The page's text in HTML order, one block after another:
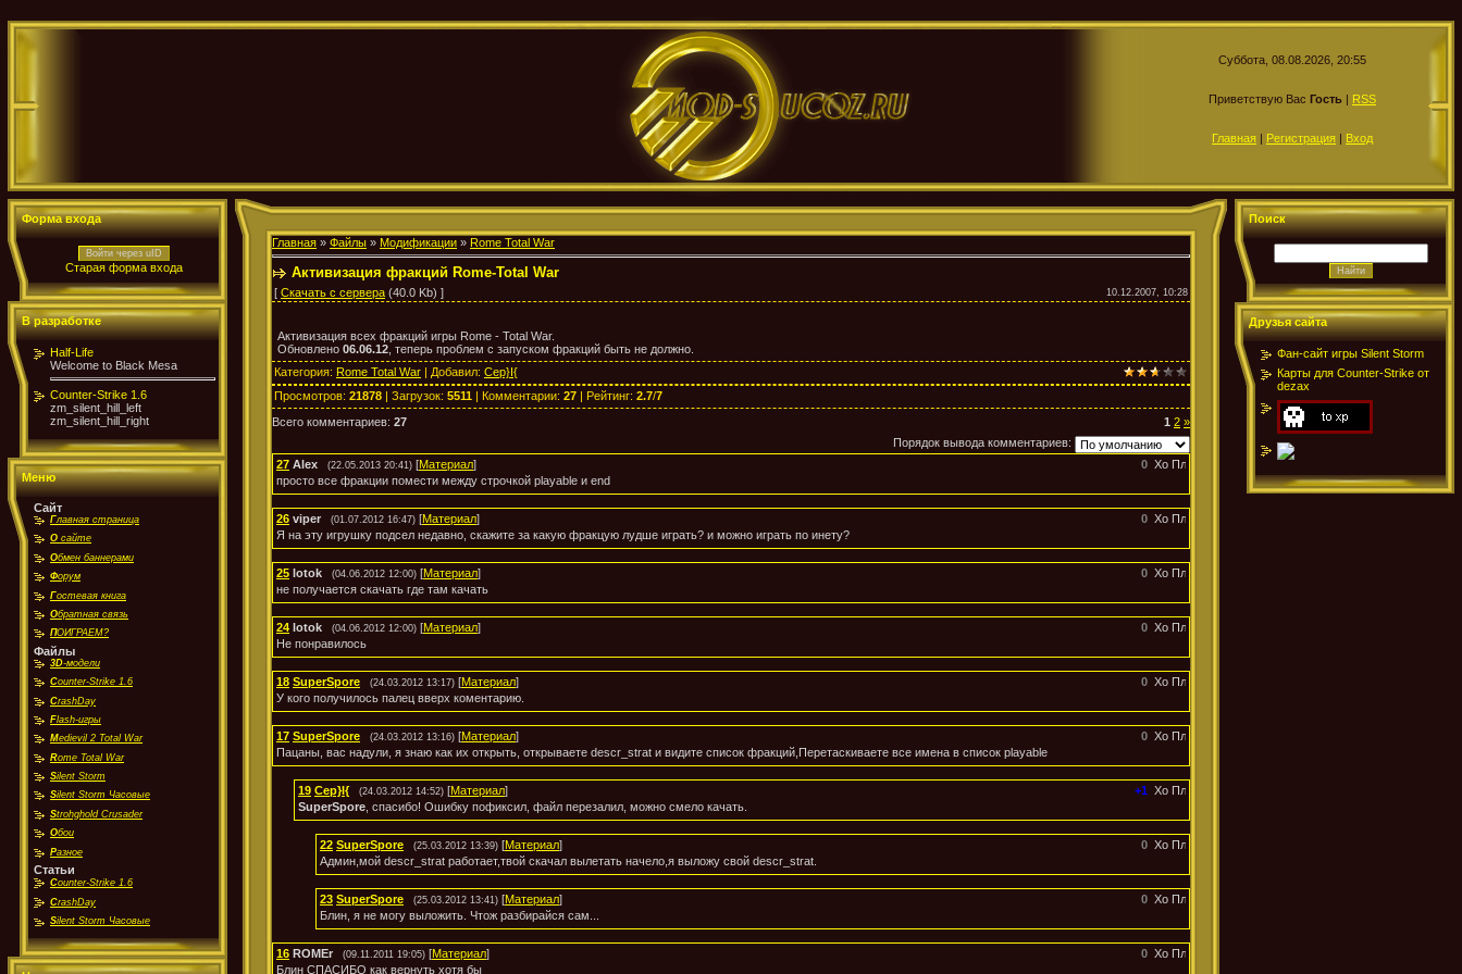
Суббота, 08.08.2026, 20:55
Приветствую Вас Гость | RSS
Главная | Регистрация | Вход
Форма входа
Войти через uID
Старая форма входа
В разработке
Half-Life
Welcome to Black Mesa
Counter-Strike 1.6
zm_silent_hill_left
zm_silent_hill_right
Меню
Сайт
Главная страница
О сайте
Обмен баннерами
Форум
Гостевая книга
Обратная связь
ПОИГРАЕМ?
Файлы
3D-модели
Counter-Strike 1.6
CrashDay
Flash-игры
Medievil 2 Total War
Rome Total War
Silent Storm
Silent Storm Часовые
Strohghold Crusader
Обои
Разное
Статьи
Counter-Strike 1.6
CrashDay
Silent Storm Часовые
Главная » Файлы » Модификации » Rome Total War
Активизация фракций Rome-Total War
[ Скачать с сервера (40.0 Kb) ] 10.12.2007, 10:28
Активизация всех фракций игры Rome - Total War.
Обновлено 06.06.12 , теперь проблем с запуском фракций быть не должно.
Категория: Rome Total War | Добавил: Cep}I{
Просмотров: 21878 | Загрузок: 5511 | Комментарии: 27 | Рейтинг: 2.7/7
Всего комментариев: 27 1 2 »
Порядок вывода комментариев:
0
27 Alex (22.05.2013 20:41) [Материал]
просто все фракции помести между строчкой playable и end
0
26 viper (01.07.2012 16:47) [Материал]
Я на эту игрушку подсел недавно, скажите за какую фракцую лудше играть? и можно играть по инету?
0
25 lotok (04.06.2012 12:00) [Материал]
не получается скачать где там качать
0
24 lotok (04.06.2012 12:00) [Материал]
Не понравилось
0
18 SuperSpore (24.03.2012 13:17) [Материал]
У кого получилось палец вверх коментарию.
0
17 SuperSpore (24.03.2012 13:16) [Материал]
Пацаны, вас надули, я знаю как их открыть, открываете descr_strat и видите список фракций,Перетаскиваете все имена в список playable
+1
19 Cep}I{ (24.03.2012 14:52) [Материал]
SuperSpore , спасибо! Ошибку пофиксил, файл перезалил, можно смело качать.
0
22 SuperSpore (25.03.2012 13:39) [Материал]
Админ,мой descr_strat работает,твой скачал вылетать начело,я выложу свой descr_strat.
0
23 SuperSpore (25.03.2012 13:41) [Материал]
Блин, я не могу выложить. Чтож разбирайся сам...
0
16 ROMEr (09.11.2011 19:05) [Материал]
Блин СПАСИБО как вернуть хотя бы
Поиск
Друзья сайта
Фан-сайт игры Silent Storm
Карты для Counter-Strike от
dezax